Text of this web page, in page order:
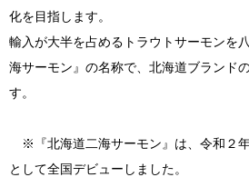
化を目指します。
輸入が大半を占めるトラウトサーモンを
海サーモン』の名称で、北海道ブランド
す。
※『北海道二海サーモン』は、令和２
として全国デビューしました。